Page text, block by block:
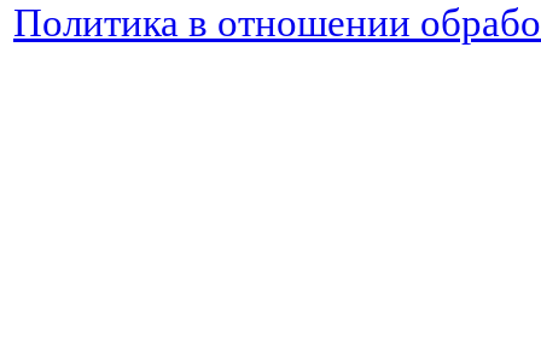
Политика в отношении